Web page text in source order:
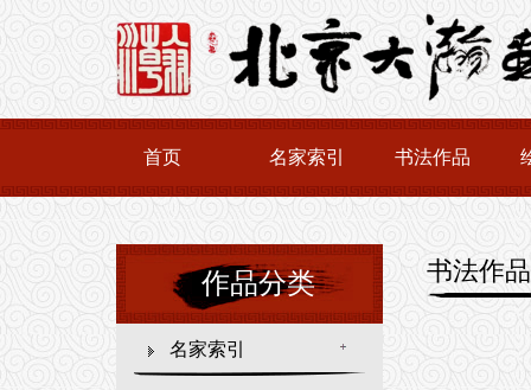
首页 名家索引 书法作品
作品分类
名家索引
书法作品